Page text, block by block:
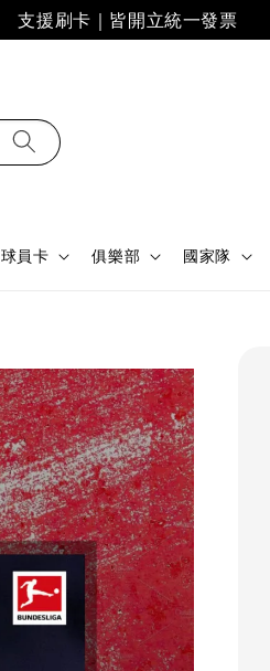
支援刷卡｜皆開立統一發票
球員卡 俱樂部 國家隊